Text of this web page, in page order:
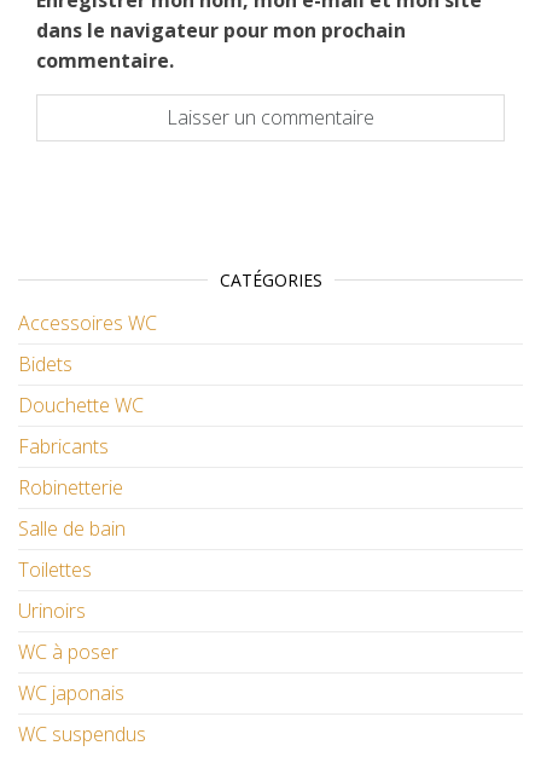
dans le navigateur pour mon prochain
commentaire.
CATÉGORIES
Accessoires WC
Bidets
Douchette WC
Fabricants
Robinetterie
Salle de bain
Toilettes
Urinoirs
WC à poser
WC japonais
WC suspendus